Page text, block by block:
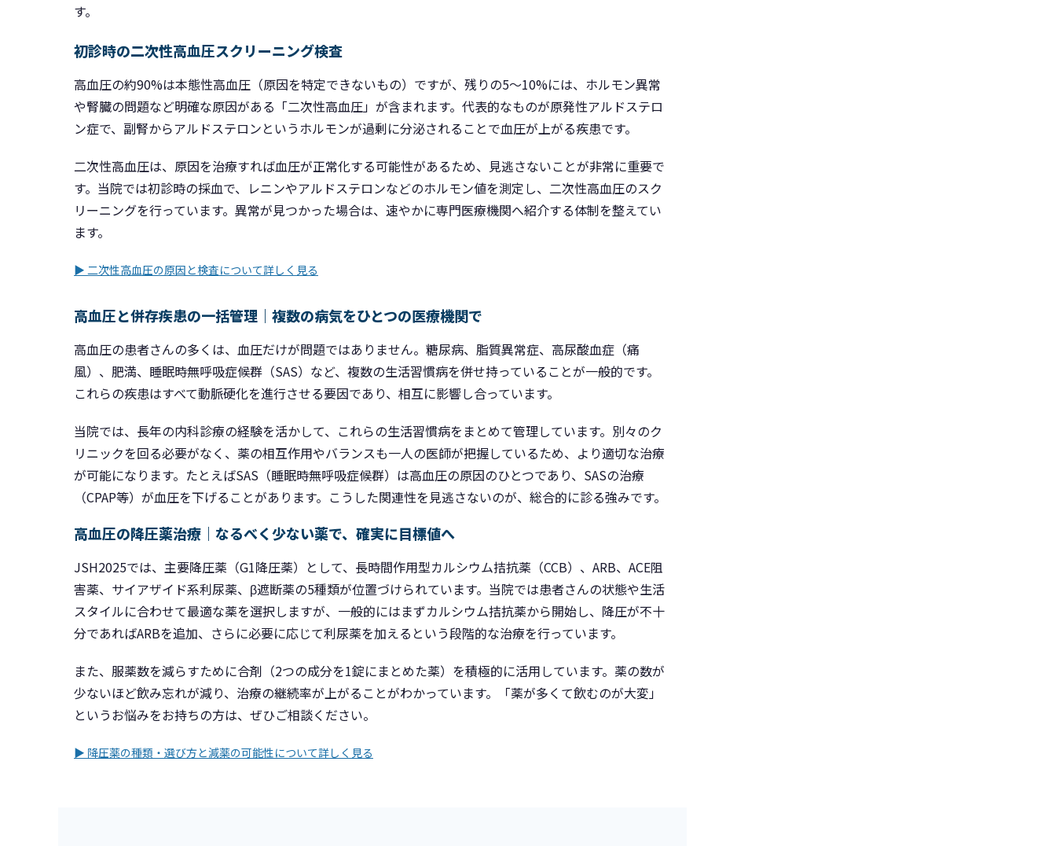
す。
初診時の二次性高血圧スクリーニング検査
高血圧の約90%は本態性高血圧（原因を特定できないもの）ですが、残りの5〜10%には、ホルモン異常
や腎臓の問題など明確な原因がある「二次性高血圧」が含まれます。代表的なものが原発性アルドステロ
ン症で、副腎からアルドステロンというホルモンが過剰に分泌されることで血圧が上がる疾患です。
二次性高血圧は、原因を治療すれば血圧が正常化する可能性があるため、見逃さないことが非常に重要で
す。当院では初診時の採血で、レニンやアルドステロンなどのホルモン値を測定し、二次性高血圧のスク
リーニングを行っています。異常が見つかった場合は、速やかに専門医療機関へ紹介する体制を整えてい
ます。
▶ 二次性高血圧の原因と検査について詳しく見る
高血圧と併存疾患の一括管理｜複数の病気をひとつの医療機関で
高血圧の患者さんの多くは、血圧だけが問題ではありません。糖尿病、脂質異常症、高尿酸血症（痛
風）、肥満、睡眠時無呼吸症候群（SAS）など、複数の生活習慣病を併せ持っていることが一般的です。
これらの疾患はすべて動脈硬化を進行させる要因であり、相互に影響し合っています。
当院では、長年の内科診療の経験を活かして、これらの生活習慣病をまとめて管理しています。別々のク
リニックを回る必要がなく、薬の相互作用やバランスも一人の医師が把握しているため、より適切な治療
が可能になります。たとえばSAS（睡眠時無呼吸症候群）は高血圧の原因のひとつであり、SASの治療
（CPAP等）が血圧を下げることがあります。こうした関連性を見逃さないのが、総合的に診る強みです。
高血圧の降圧薬治療｜なるべく少ない薬で、確実に目標値へ
JSH2025では、主要降圧薬（G1降圧薬）として、長時間作用型カルシウム拮抗薬（CCB）、ARB、ACE阻
害薬、サイアザイド系利尿薬、β遮断薬の5種類が位置づけられています。当院では患者さんの状態や生活
スタイルに合わせて最適な薬を選択しますが、一般的にはまずカルシウム拮抗薬から開始し、降圧が不十
分であればARBを追加、さらに必要に応じて利尿薬を加えるという段階的な治療を行っています。
また、服薬数を減らすために合剤（2つの成分を1錠にまとめた薬）を積極的に活用しています。薬の数が
少ないほど飲み忘れが減り、治療の継続率が上がることがわかっています。「薬が多くて飲むのが大変」
というお悩みをお持ちの方は、ぜひご相談ください。
▶ 降圧薬の種類・選び方と減薬の可能性について詳しく見る